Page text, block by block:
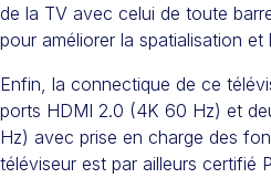
de la TV avec celui de toute
pour améliorer la spatialisation et
Enfin, la connectique de ce
ports HDMI 2.0 (4K 60 Hz) et
Hz) avec prise en charge des
téléviseur est par ailleurs certifié